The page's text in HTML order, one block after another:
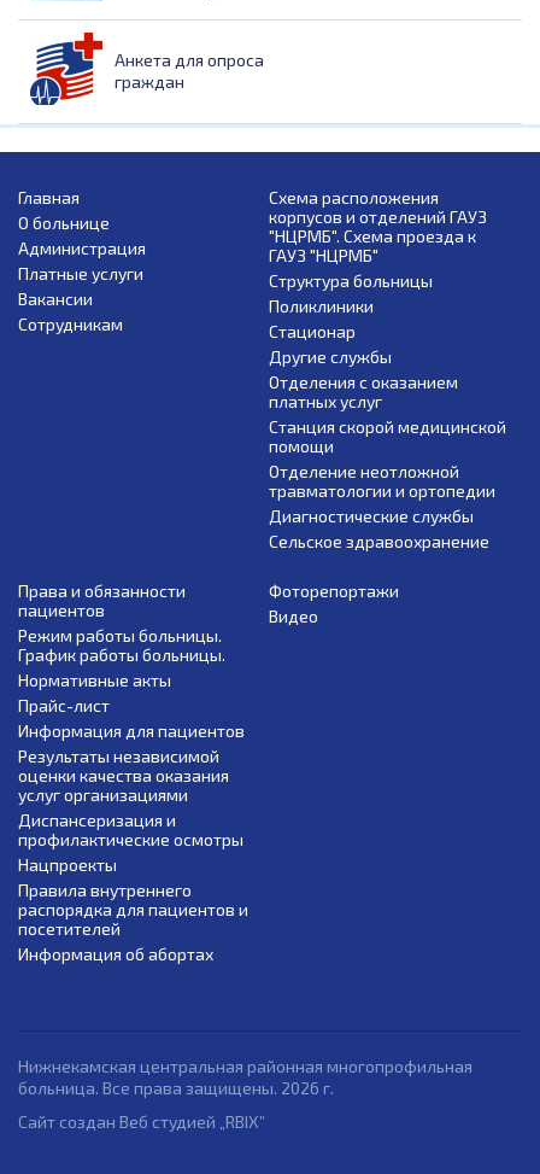
Анкета для опроса
граждан
Главная
О больнице
Администрация
Платные услуги
Вакансии
Сотрудникам
Схема расположения
корпусов и отделений ГАУЗ
"НЦРМБ". Схема проезда к
ГАУЗ "НЦРМБ"
Структура больницы
Поликлиники
Стационар
Другие службы
Отделения с оказанием
платных услуг
Станция скорой медицинской
помощи
Отделение неотложной
травматологии и ортопедии
Диагностические службы
Сельское здравоохранение
Права и обязанности
пациентов
Режим работы больницы.
График работы больницы.
Нормативные акты
Прайс-лист
Информация для пациентов
Результаты независимой
оценки качества оказания
услуг организациями
Диспансеризация и
профилактические осмотры
Нацпроекты
Правила внутреннего
распорядка для пациентов и
посетителей
Информация об абортах
Фоторепортажи
Видео
Нижнекамская центральная районная многопрофильная
больница. Все права защищены. 2026 г.
Сайт создан Веб студией „RBIX”